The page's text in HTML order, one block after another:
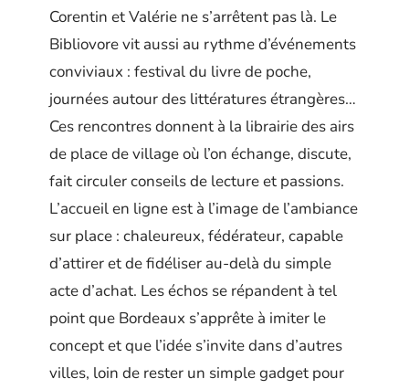
Corentin et Valérie ne s’arrêtent pas là. Le
Bibliovore vit aussi au rythme d’événements
conviviaux : festival du livre de poche,
journées autour des littératures étrangères…
Ces rencontres donnent à la librairie des airs
de place de village où l’on échange, discute,
fait circuler conseils de lecture et passions.
L’accueil en ligne est à l’image de l’ambiance
sur place : chaleureux, fédérateur, capable
d’attirer et de fidéliser au-delà du simple
acte d’achat. Les échos se répandent à tel
point que Bordeaux s’apprête à imiter le
concept et que l’idée s’invite dans d’autres
villes, loin de rester un simple gadget pour